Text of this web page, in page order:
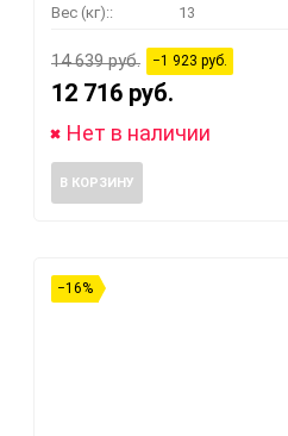
Вес (кг):: 13
14 639 руб. −1 923 руб.
12 716 руб.
Нет в наличии
В КОРЗИНУ
−16%